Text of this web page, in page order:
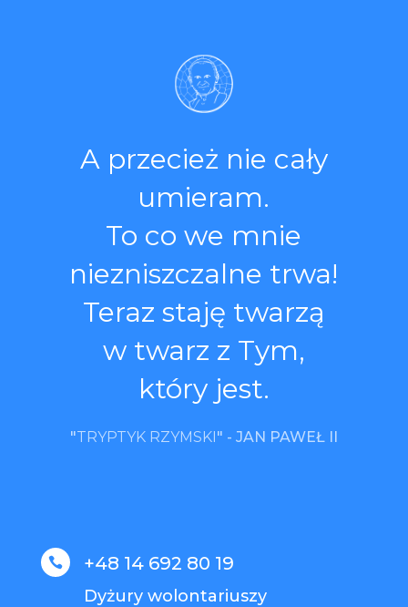
A przecież nie cały
umieram.
To co we mnie
niezniszczalne trwa!
Teraz staję twarzą
w twarz z Tym,
który jest.
"TRYPTYK RZYMSKI" - JAN PAWEŁ II
 +48 14 692 80 19
Dyżury wolontariuszy